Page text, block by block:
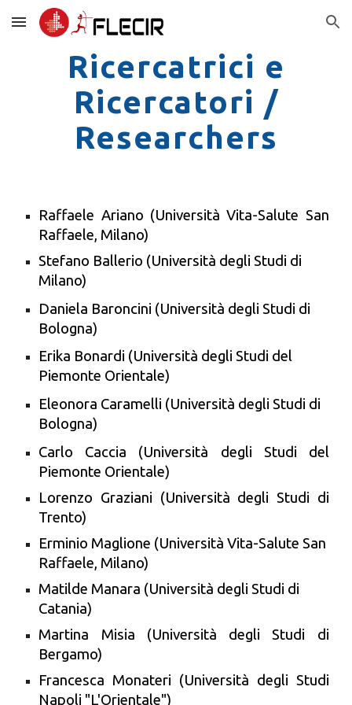
Skip to main content Skip to navigation
Ricercatrici e
Ricercatori /
Researchers
Raffaele Ariano (Università Vita-Salute San
Raffaele, Milano)
Stefano Ballerio (Università degli Studi di
Milano)
Daniela Baroncini (Università degli Studi di
Bologna)
Erika Bonardi (Università degli Studi del
Piemonte Orientale)
Eleonora Caramelli (Università degli Studi di
Bologna)
Carlo Caccia (Università degli Studi del
Piemonte Orientale)
Lorenzo Graziani (Università degli Studi di
Trento)
Erminio Maglione (Università Vita-Salute San
Raffaele, Milano)
Matilde Manara (Università degli Studi di
Catania)
Martina Misia (Università degli Studi di
Bergamo)
Francesca Monateri (Università degli Studi
Napoli "L'Orientale")